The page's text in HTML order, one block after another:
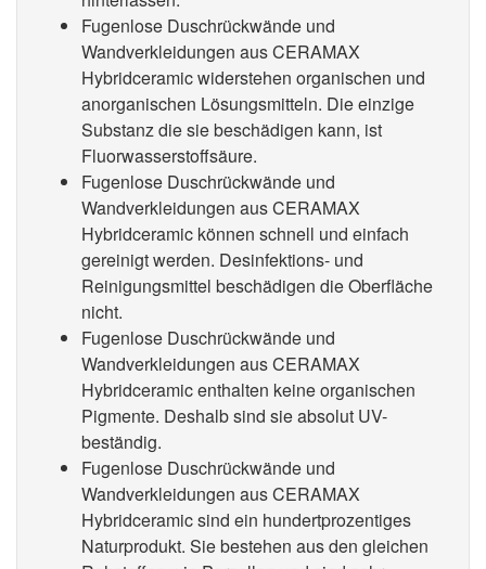
Fugenlose Duschrückwände und
Wandverkleidungen aus CERAMAX
Hybridceramic widerstehen organischen und
anorganischen Lösungsmitteln. Die einzige
Substanz die sie beschädigen kann, ist
Fluorwasserstoffsäure.
Fugenlose Duschrückwände und
Wandverkleidungen aus CERAMAX
Hybridceramic können schnell und einfach
gereinigt werden. Desinfektions- und
Reinigungsmittel beschädigen die Oberfläche
nicht.
Fugenlose Duschrückwände und
Wandverkleidungen aus CERAMAX
Hybridceramic enthalten keine organischen
Pigmente. Deshalb sind sie absolut UV-
beständig.
Fugenlose Duschrückwände und
Wandverkleidungen aus CERAMAX
Hybridceramic sind ein hundertprozentiges
Naturprodukt. Sie bestehen aus den gleichen